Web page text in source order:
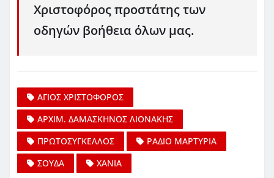
Χριστοφόρος προστάτης των
οδηγών βοήθεια όλων μας.
ΑΓΙΟΣ ΧΡΙΣΤΟΦΟΡΟΣ
ΑΡΧΙΜ. ΔΑΜΑΣΚΗΝΟΣ ΛΙΟΝΑΚΗΣ
ΠΡΩΤΟΣΥΓΚΕΛΛΟΣ
ΡΑΔΙΟ ΜΑΡΤΥΡΙΑ
ΣΟΥΔΑ
ΧΑΝΙΑ